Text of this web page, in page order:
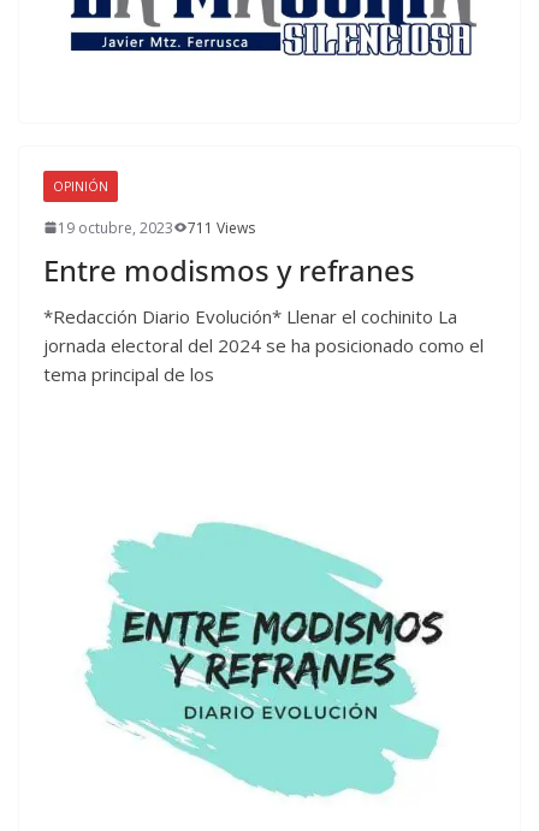
OPINIÓN
19 octubre, 2023 711 Views
Entre modismos y refranes
*Redacción Diario Evolución* Llenar el cochinito La
jornada electoral del 2024 se ha posicionado como el
tema principal de los